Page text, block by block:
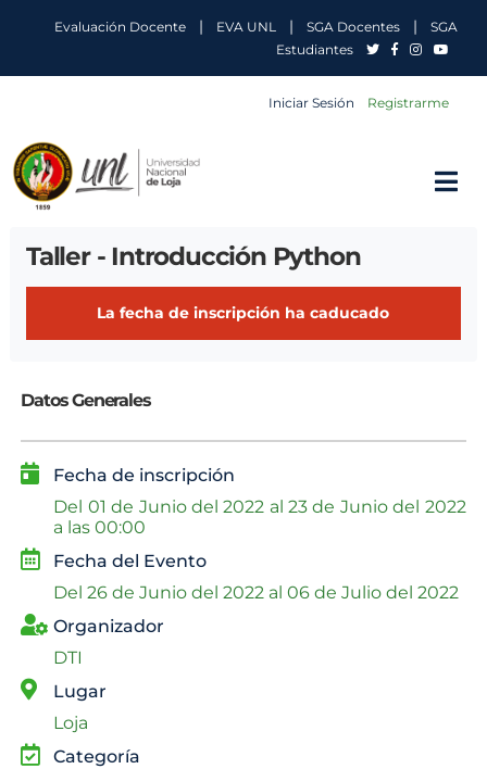
Evaluación Docente | EVA UNL | SGA Docentes |
SGA
Estudiantes
Iniciar Sesión Registrarme
Taller - Introducción Python
La fecha de inscripción ha caducado
Datos Generales
Fecha de inscripción
Del 01 de Junio del 2022 al23 de Junio del 2022
a las 00:00
Fecha del Evento
Del26 de Junio del 2022 al06 de Julio del 2022
Organizador
DTI
Lugar
Loja
Categoría